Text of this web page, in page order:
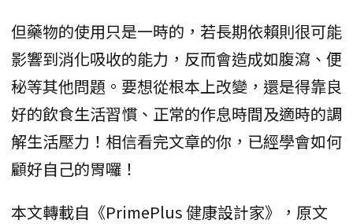
但藥物的使用只是一時的，若長期依賴則很可能
影響到消化吸收的能力，反而會造成如腹瀉、便
秘等其他問題。要想從根本上改變，還是得靠良
好的飲食生活習慣、正常的作息時間及適時的調
解生活壓力！相信看完文章的你，已經學會如何
顧好自己的胃囉！
本文轉載自《PrimePlus 健康設計家》，原文